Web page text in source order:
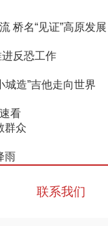
桥名“见证”高原发展
反恐工作
城造”吉他走向世界
看
群众
雨
联系我们